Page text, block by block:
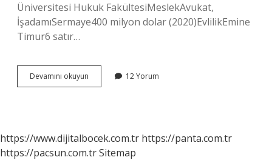
Üniversitesi Hukuk FakültesiMeslekAvukat,
İşadamıSermaye400 milyon dolar (2020)EvlilikEmine
Timur6 satır…
Devamını okuyun
Timur
12 Yorum
https://www.dijitalbocek.com.tr https://panta.com.tr
https://pacsun.com.trSitemap